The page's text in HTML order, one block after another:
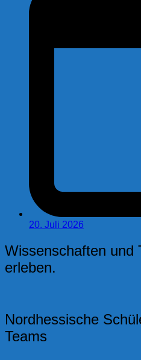
20. Juli 2026
Wissenschaften und
erleben.
Nordhessische
Teams